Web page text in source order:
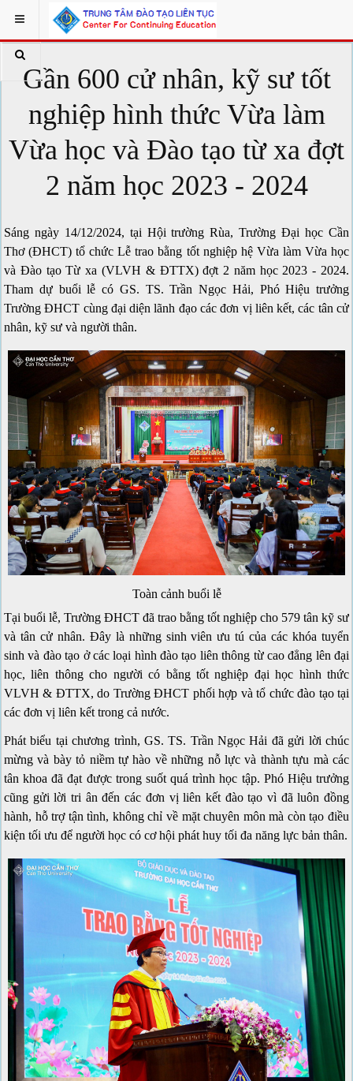
Gần 600 cử nhân, kỹ sư tốt
nghiệp hình thức Vừa làm
Vừa học và Đào tạo từ xa đợt
2 năm học 2023 - 2024
Sáng ngày 14/12/2024, tại Hội trường Rùa, Trường Đại học Cần
Thơ (ĐHCT) tổ chức Lễ trao bằng tốt nghiệp hệ Vừa làm Vừa học
và Đào tạo Từ xa (VLVH & ĐTTX) đợt 2 năm học 2023 - 2024.
Tham dự buổi lễ có GS. TS. Trần Ngọc Hải, Phó Hiệu trưởng
Trường ĐHCT cùng đại diện lãnh đạo các đơn vị liên kết, các tân cử
nhân, kỹ sư và người thân.
Toàn cảnh buổi lễ
Tại buổi lễ, Trường ĐHCT đã trao bằng tốt nghiệp cho 579 tân kỹ sư
và tân cử nhân. Đây là những sinh viên ưu tú của các khóa tuyển
sinh và đào tạo ở các loại hình đào tạo liên thông từ cao đẳng lên đại
học, liên thông cho người có bằng tốt nghiệp đại học hình thức
VLVH & ĐTTX, do Trường ĐHCT phối hợp và tổ chức đào tạo tại
các đơn vị liên kết trong cả nước.
Phát biểu tại chương trình, GS. TS. Trần Ngọc Hải đã gửi lời chúc
mừng và bày tỏ niềm tự hào về những nỗ lực và thành tựu mà các
tân khoa đã đạt được trong suốt quá trình học tập. Phó Hiệu trưởng
cũng gửi lời tri ân đến các đơn vị liên kết đào tạo vì đã luôn đồng
hành, hỗ trợ tận tình, không chỉ về mặt chuyên môn mà còn tạo điều
kiện tối ưu để người học có cơ hội phát huy tối đa năng lực bản thân.